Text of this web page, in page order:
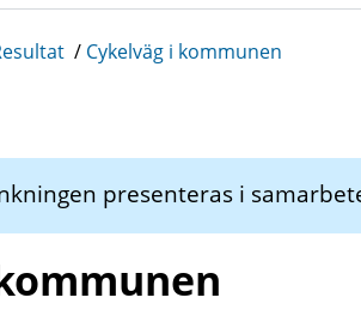
/ Cykelväg i kommunen
presenteras i